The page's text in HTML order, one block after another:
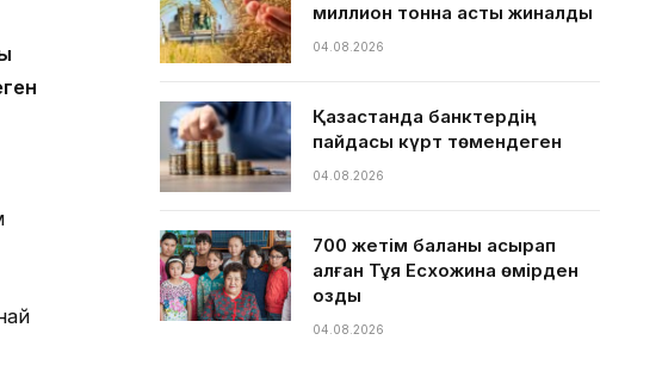
миллион тонна астық жиналды
04.08.2026
Қазақстанда банктердің
пайдасы күрт төмендеген
04.08.2026
700 жетім баланы асырап
алған Тұяқ Есхожина өмірден
озды
04.08.2026